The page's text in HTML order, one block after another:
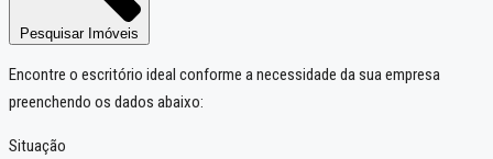
Pesquisar Imóveis
Encontre o escritório ideal conforme a necessidade da sua empresa
preenchendo os dados abaixo:
Situação